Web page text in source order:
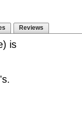
Reviews
is